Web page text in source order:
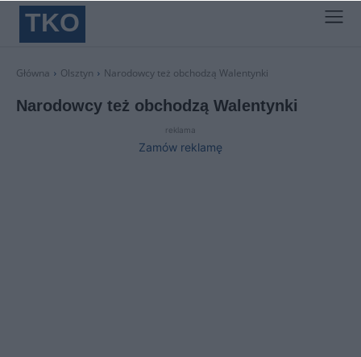
TKO
Główna Olsztyn Narodowcy też obchodzą Walentynki
Narodowcy też obchodzą Walentynki
reklama
Zamów reklamę